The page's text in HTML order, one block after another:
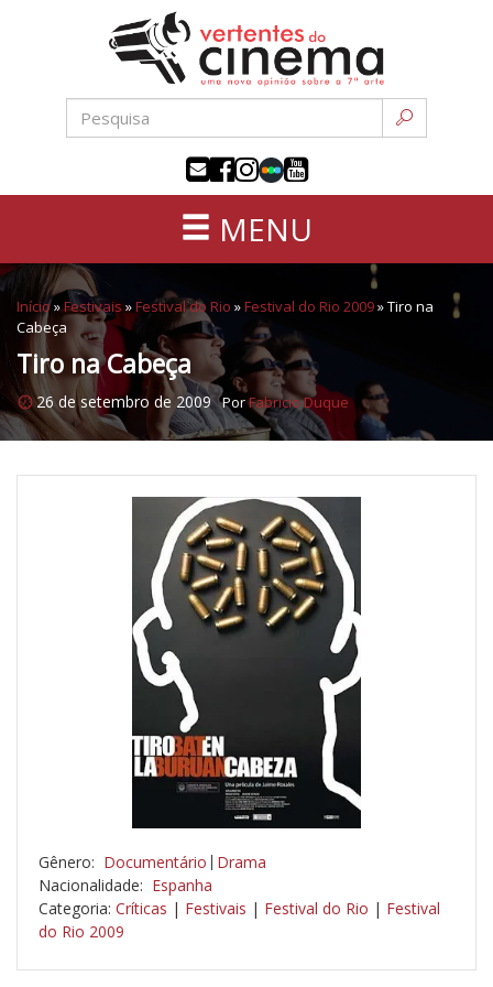
conteúdo
sétima
MENU
Início»Festivais»Festival do Rio »Festival do Rio 2009»Tiro na
Cabeça
Tiro na Cabeça
26 de setembro de 2009 PorFabricio Duque
Gênero: Documentário Drama
Nacionalidade: Espanha
Categoria: Críticas | Festivais | Festival do Rio | Festival
do Rio 2009